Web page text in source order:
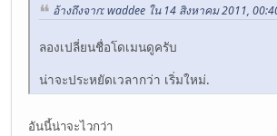
อ้างถึงจาก: waddee ใน 14 สิงหาคม 2011,
ลองเปลี่ยนชื่อโดเมนดูครับ
น่าจะประหยัดเวลากว่า เริ่มใหม่.
อันนี้น่าจะไวกว่า